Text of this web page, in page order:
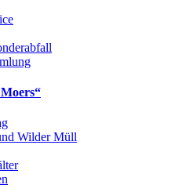
Wilder Müll